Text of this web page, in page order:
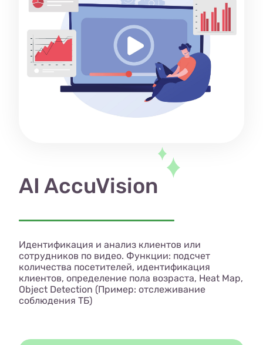
AI AccuVision
Идентификация и анализ клиентов или
сотрудников по видео. Функции: подсчет
количества посетителей, идентификация
клиентов, определение пола возраста, Heat Map,
Object Detection (Пример: отслеживание
соблюдения ТБ)